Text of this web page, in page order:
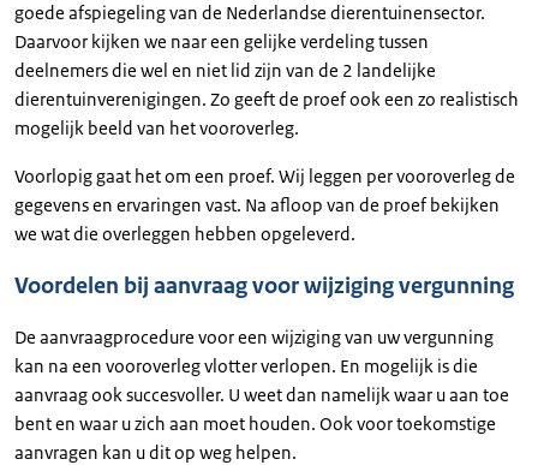
goede afspiegeling van de Nederlandse dierentuinensector.
Daarvoor kijken we naar een gelijke verdeling tussen
deelnemers die wel en niet lid zijn van de 2 landelijke
dierentuinverenigingen. Zo geeft de proef ook een zo realistisch
mogelijk beeld van het vooroverleg.
Voorlopig gaat het om een proef. Wij leggen per vooroverleg de
gegevens en ervaringen vast. Na afloop van de proef bekijken
we wat die overleggen hebben opgeleverd.
Voordelen bij aanvraag voor wijziging vergunning
De aanvraagprocedure voor een wijziging van uw vergunning
kan na een vooroverleg vlotter verlopen. En mogelijk is die
aanvraag ook succesvoller. U weet dan namelijk waar u aan toe
bent en waar u zich aan moet houden. Ook voor toekomstige
aanvragen kan u dit op weg helpen.